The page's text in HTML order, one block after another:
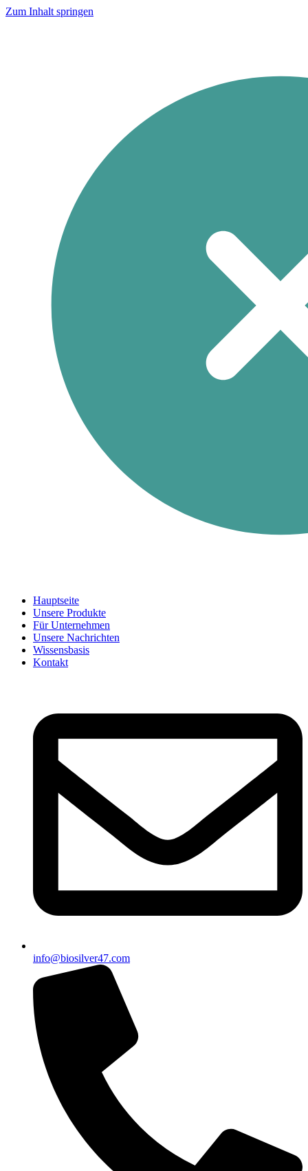
Zum Inhalt springen
Hauptseite
Unsere Produkte
Für Unternehmen
Unsere Nachrichten
Wissensbasis
Kontakt
info@biosilver47.com